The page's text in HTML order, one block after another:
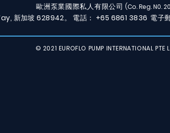
歐洲泵業國際私人有限公司 (Co. Reg. N0.
新加坡 628942。 電話： +65 6861 3836 電子
© 2021 EUROFLO PUMP INTERNATIONAL PTE